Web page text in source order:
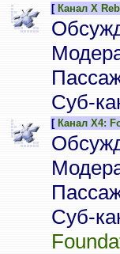
[ Канал X
Суб-
[ Канал X4:
Суб-